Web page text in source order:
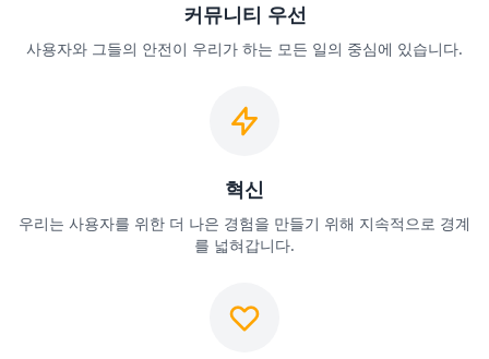
커뮤니티 우선
사용자와 그들의 안전이 우리가 하는 모든 일의 중심에 있습니다.
혁신
우리는 사용자를 위한 더 나은 경험을 만들기 위해 지속적으로 경계
를 넓혀갑니다.